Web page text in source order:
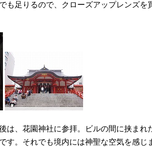
も足りるので、クローズアップレンズを
は、花園神社に参拝。ビルの間に挟まれ
す。それでも境内には神聖な空気を感じ